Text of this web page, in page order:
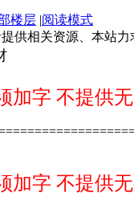
楼层 |阅读模式
供相关资源、本站力
加字 不提供
加字 不提供